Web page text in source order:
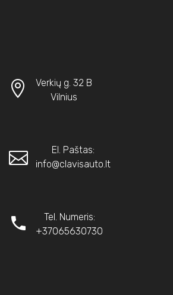
Verkių g. 32 B
Vilnius
El. Paštas:
info@clavisauto.lt
Tel. Numeris:
+37065630730